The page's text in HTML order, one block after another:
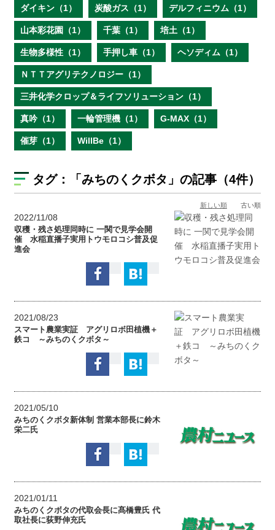
ダイキン（1） 炭酸ガス（1） デルフィニウム（1）
山本彩花園（1） 千葉（1） 培土（1）
生物多様性（1） 手押し車（1） ヘソディム（1）
ＮＴＴアグリテクノロジー（1）
三井化学クロップ＆ライフソリューション（1）
真吟（1） 一輪管理機（1） G-MAX（1）
催芽（1） WillBe（1）
タグ： 「みちのくクボタ」の記事（4件）
新しい順 古い順
2022/11/08
収穫・残さ処理同時に 一関で見学会開
催 水稲直播子実用トウモロコシ普及促
進会
2021/08/23
スマート農業実証 アグリロボ田植機＋
鉄コ ～みちのくクボタ～
2021/05/10
みちのくクボタ新体制 営業本部長に鈴木
栄二氏
2021/01/11
みちのくクボタの代取会長に髙橋豊氏 代
取社長に荻野伸充氏